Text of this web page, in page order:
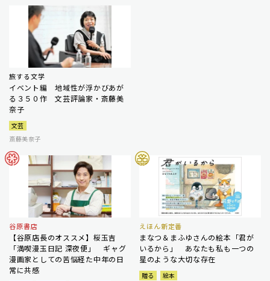
旅する文学
イベント編 地域性が浮かびあが
る３５０作 文芸評論家・斎藤美
奈子
文芸
斎藤美奈子
谷原書店
【谷原店長のオススメ】桜玉吉
「満喫漫玉日記 深夜便」 ギャグ
漫画家としての苦悩経た中年の日
常に共感
えほん新定番
まなつ＆まふゆさんの絵本「君が
いるから」 あなたも私も一つの
星のような大切な存在
贈る
絵本